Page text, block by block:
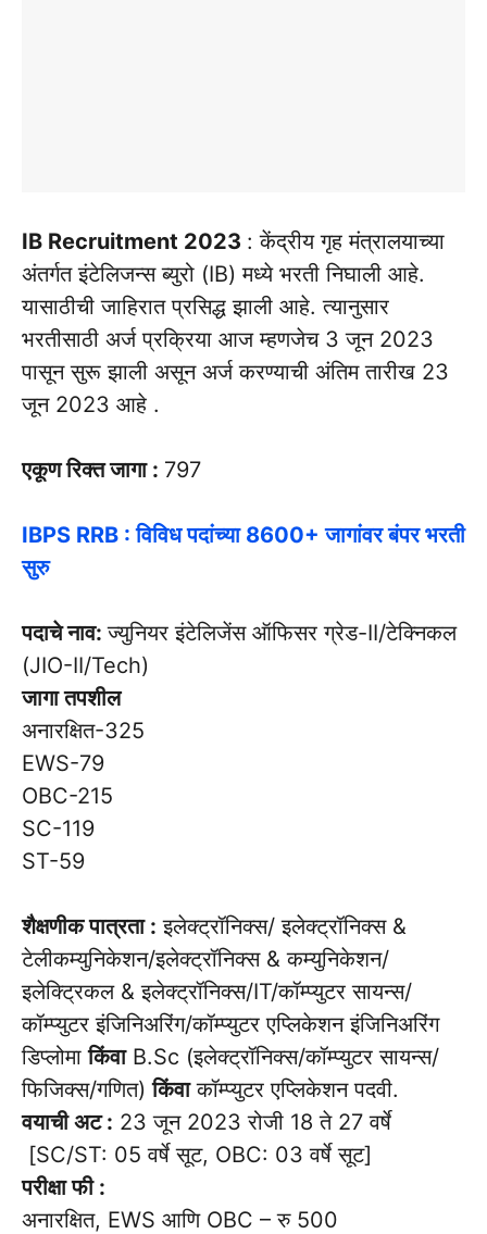
IB Recruitment 2023 : केंद्रीय गृह मंत्रालयाच्या
अंतर्गत इंटेलिजन्स ब्युरो (IB) मध्ये भरती निघाली आहे.
यासाठीची जाहिरात प्रसिद्ध झाली आहे. त्यानुसार
भरतीसाठी अर्ज प्रक्रिया आज म्हणजेच 3 जून 2023
पासून सुरू झाली असून अर्ज करण्याची अंतिम तारीख 23
जून 2023 आहे .
एकूण रिक्त जागा : 797
IBPS RRB : विविध पदांच्या 8600+ जागांवर बंपर भरती
सुरु
पदाचे नाव:ज्युनियर इंटेलिजेंस ऑफिसर ग्रेड-II/टेक्निकल
(JIO-II/Tech)
जागा तपशील
अनारक्षित-325
EWS-79
OBC-215
SC-119
ST-59
शैक्षणीक पात्रता : इलेक्ट्रॉनिक्स/ इलेक्ट्रॉनिक्स &
टेलीकम्युनिकेशन/इलेक्ट्रॉनिक्स & कम्युनिकेशन/
इलेक्ट्रिकल & इलेक्ट्रॉनिक्स/IT/कॉम्प्युटर सायन्स/
कॉम्प्युटर इंजिनिअरिंग/कॉम्प्युटर एप्लिकेशन इंजिनिअरिंग
डिप्लोमाकिंवाB.Sc (इलेक्ट्रॉनिक्स/कॉम्प्युटर सायन्स/
फिजिक्स/गणित)किंवाकॉम्प्युटर एप्लिकेशन पदवी.
वयाची अट : 23 जून 2023 रोजी 18 ते 27 वर्षे
[SC/ST: 05 वर्षे सूट, OBC: 03 वर्षे सूट]
परीक्षा फी :
अनारक्षित, EWS आणि OBC – रु 500